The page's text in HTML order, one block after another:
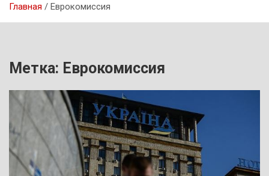
Главная Еврокомиссия
Метка: Еврокомиссия